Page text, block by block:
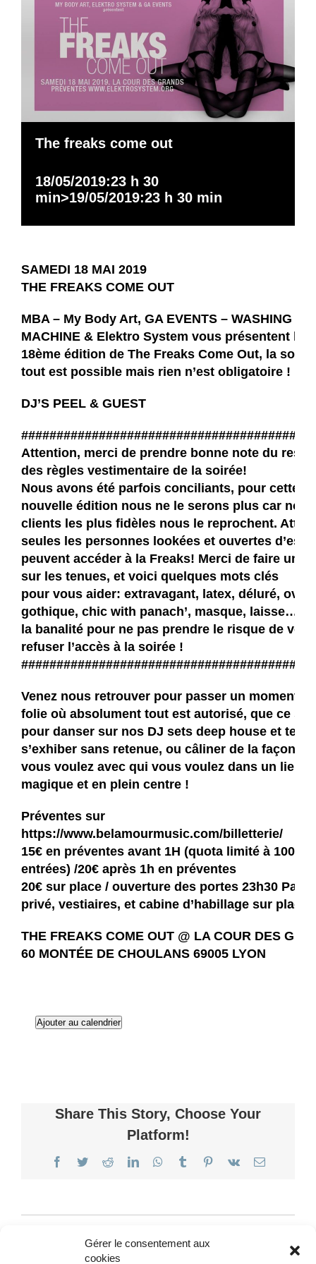
Gérer le consentement aux
cookies
The freaks come out
18/05/2019:23 h 30
min>19/05/2019:23 h 30 min
SAMEDI 18 MAI 2019
THE FREAKS COME OUT
MBA – My Body Art, GA EVENTS – WASHING
MACHINE & Elektro System vous présentent la
18ème édition de The Freaks Come Out, la
tout est possible mais rien n’est obligatoire !
DJ’S PEEL & GUEST
Attention, merci de prendre bonne note du
des règles vestimentaire de la soirée!
Nous avons été parfois conciliants, pour cette
nouvelle édition nous ne le serons plus car nos
clients les plus fidèles nous le reprochent.
seules les personnes lookées et ouvertes
peuvent accéder à la Freaks! Merci de faire un
sur les tenues, et voici quelques mots clés
pour vous aider: extravagant, latex, déluré,
gothique, chic with panach’, masque, laisse…
la banalité pour ne pas prendre le risque de
refuser l’accès à la soirée !
Venez nous retrouver pour passer un moment de
folie où absolument tout est autorisé, que ce soit
pour danser sur nos DJ sets deep house et
s’exhiber sans retenue, ou câliner de la façon
vous voulez avec qui vous voulez dans un lieu
magique et en plein centre !
Préventes sur
https://www.belamourmusic.com/billetterie/
15€ en préventes avant 1H (quota limité à 100
entrées) /20€ après 1h en préventes
20€ sur place / ouverture des portes 23h30
privé, vestiaires, et cabine d’habillage sur place.
THE FREAKS COME OUT @ LA COUR DES
60 MONTÉE DE CHOULANS 69005 LYON
Ajouter au calendrier
Share This Story, Choose Your
Platform!
Facebook
TwitterRedditLinkedInWhatsApp
TumblrPinterest
Vk Email